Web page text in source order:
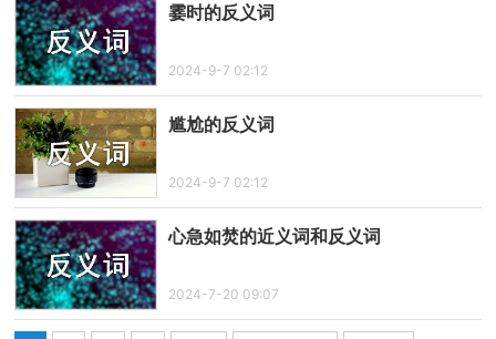
霎时的反义词
2024-9-7 02:12
尴尬的反义词
2024-9-7 02:12
心急如焚的近义词和反义词
2024-7-20 09:07